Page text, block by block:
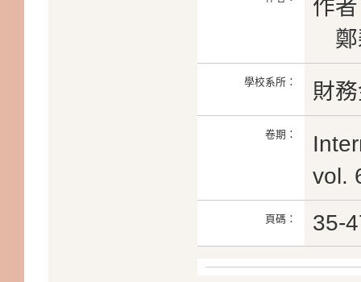
作
鄭
學校系所： 財
卷期：
vol.
頁碼： 35-